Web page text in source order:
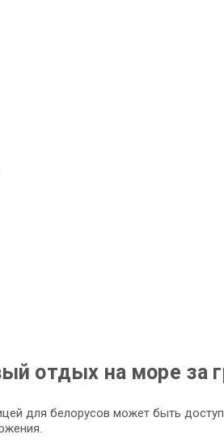
отдых на море за
для белорусов может быть